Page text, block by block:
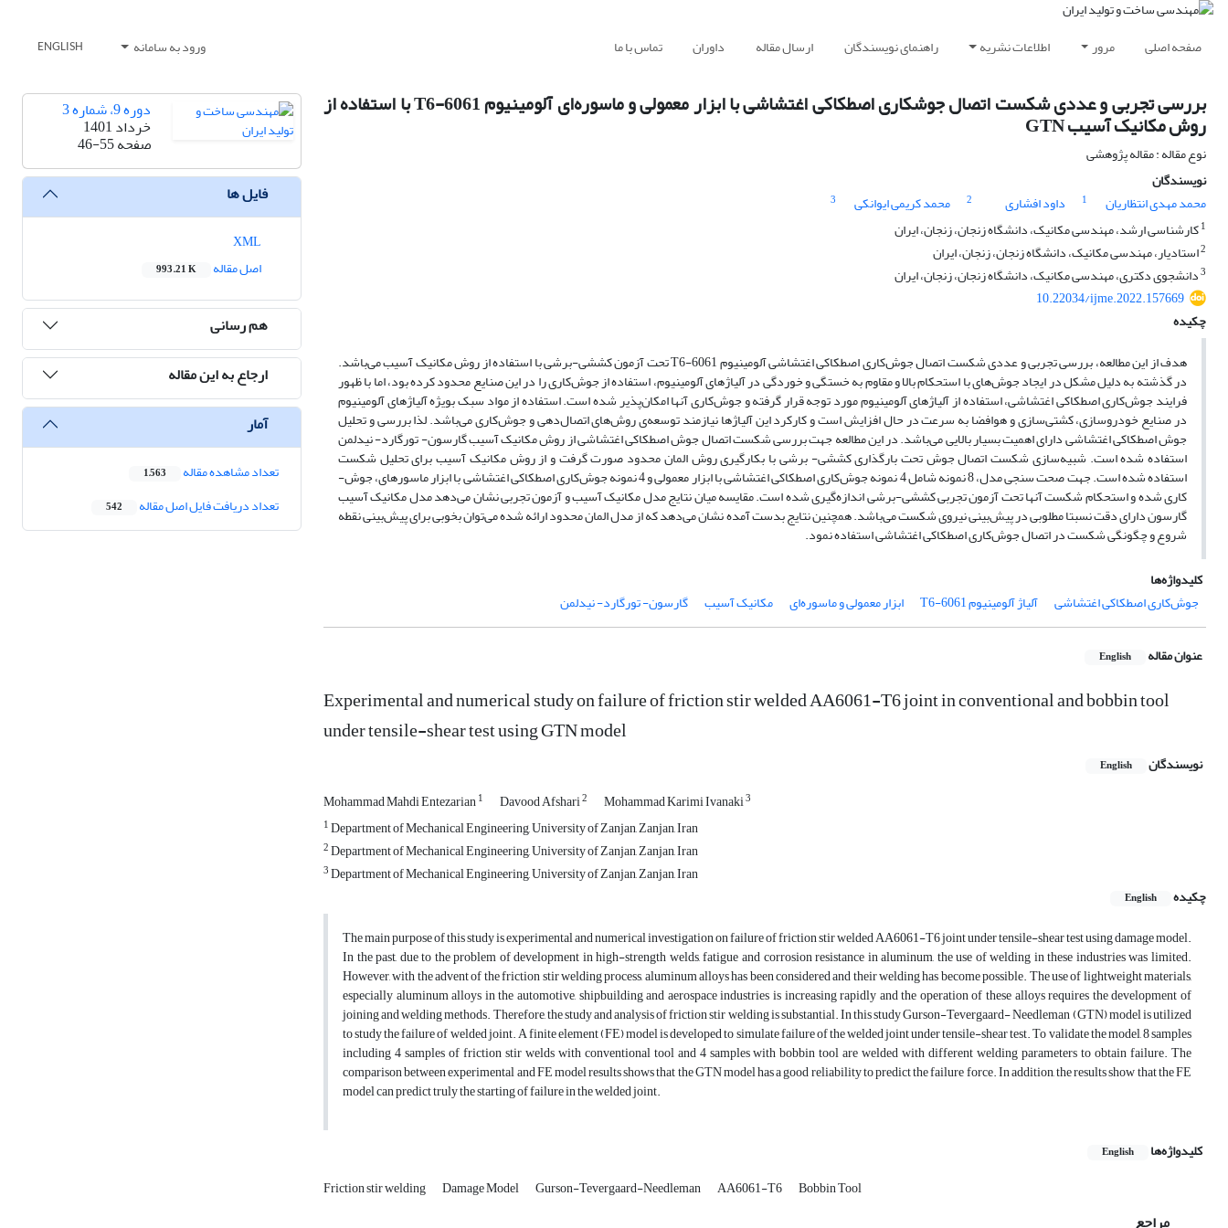
صفحه اصلی مرور اطلاعات نشریه راهنمای نویسندگان ارسال مقاله داوران تماس با ما ورود به سامانه ENGLISH
بررسی تجربی و عددی شکست اتصال جوشکاری اصطکاکی اغتشاشی با ابزار معمولی و ماسوره‌ای آلومینیوم 6061-T6 با استفاده از
روش مکانیک آسیب GTN
نوع مقاله : مقاله پژوهشی
نویسندگان
محمد مهدی انتظاریان
1 داود افشاری 2 محمد کریمی ایوانکی
3
1کارشناسی ارشد، مهندسی مکانیک، دانشگاه زنجان، زنجان، ایران
2استادیار، مهندسی مکانیک، دانشگاه زنجان، زنجان، ایران
3دانشجوی دکتری، مهندسی مکانیک، دانشگاه زنجان، زنجان، ایران
10.22034/ijme.2022.157669
چکیده
هدف از این مطالعه، بررسی تجربی و عددی شکست اتصال جوش‌­کاری اصطکاکی اغتشاشی آلومینیوم 6061-T6 تحت آزمون کششی-برشی با استفاده از روش مکانیک آسیب می­‌باشد.
در گذشته به دلیل مشکل در ایجاد جوش­‌های با استحکام بالا و مقاوم به خستگی و خوردگی در آلیاژهای آلومینیوم، استفاده از جوش‌­کاری را در این صنایع محدود کرده بود، اما با ظهور
فرایند جوش­‌کاری اصطکاکی اغتشاشی، استفاده از آلیاژهای آلومینیوم مورد توجه قرار گرفته و جوش‌­کاری آنها امکان­‌پذیر شده است. استفاده از مواد سبک بویژه آلیاژهای آلومینیوم
در صنایع خودروسازی، کشتی­‌سازی و هوافضا به سرعت در حال افزایش است و کارکرد این آلیاژها نیازمند توسعه­‌ی روش­‌های اتصال­‌دهی و جوش‌­کاری می‌­باشد. لذا بررسی و تحلیل
جوش اصطکاکی اغتشاشی دارای اهمیت بسیار بالایی می‌­باشد. در این مطالعه جهت بررسی شکست اتصال جوش اصطکاکی اغتشاشی از روش مکانیک آسیب گارسون- تورگارد- نیدلمن
استفاده شده است. شبیه‌­سازی شکست اتصال جوش تحت بارگذاری کششی- برشی با بکارگیری روش المان محدود صورت گرفت و از روش مکانیک آسیب برای تحلیل شکست
استفاده شده است. جهت صحت سنجی مدل، 8 نمونه شامل 4 نمونه جوش­‌کاری اصطکاکی اغتشاشی با ابزار معمولی و 4 نمونه جوش‌­کاری اصطکاکی اغتشاشی با ابزار ماسوره­ای، جوش‌­
کاری شده و استحکام شکست آنها تحت آزمون تجربی کششی-برشی اندازه‌­گیری شده است. مقایسه میان نتایج مدل مکانیک آسیب و آزمون تجربی نشان می­‌دهد مدل مکانیک آسیب
گارسون دارای دقت نسبتا مطلوبی در پیش‌­بینی نیروی شکست می­‌باشد. همچنین نتایج بدست آمده نشان می‌­دهد که از مدل المان محدود ارائه شده می‌­توان بخوبی برای پیش‌­بینی نقطه
شروع و چگونگی شکست در اتصال جوش­‌کاری اصطکاکی اغتشاشی استفاده نمود.
کلیدواژه‌ها
جوش‌کاری اصطکاکی اغتشاشی
آلیاژ آلومینیوم 6061-T6 ابزار معمولی و ماسوره‌ای مکانیک آسیب گارسون- تورگارد- نیدلمن
عنوان مقاله English
Experimental and numerical study on failure of friction stir welded AA6061-T6 joint in conventional and bobbin tool
under tensile-shear test using GTN model
نویسندگان English
Mohammad Mahdi Entezarian1 Davood Afshari2 Mohammad Karimi Ivanaki3
1Department of Mechanical Engineering, University of Zanjan, Zanjan, Iran
2Department of Mechanical Engineering, University of Zanjan, Zanjan, Iran
3Department of Mechanical Engineering, University of Zanjan, Zanjan, Iran
چکیده
English
The main purpose of this study is experimental and numerical investigation on failure of friction stir welded AA6061-T6 joint under tensile-shear test using damage model.
In the past, due to the problem of development in high-strength welds, fatigue and corrosion resistance in aluminum, the use of welding in these industries was limited.
However, with the advent of the friction stir welding process, aluminum alloys has been considered and their welding has become possible. The use of lightweight materials,
especially aluminum alloys in the automotive, shipbuilding and aerospace industries is increasing rapidly and the operation of these alloys requires the development of
joining and welding methods. Therefore, the study and analysis of friction stir welding is substantial. In this study Gurson-Tevergaard- Needleman (GTN) model is utilized
to study the failure of welded joint. A finite element (FE) model is developed to simulate failure of the welded joint under tensile-shear test. To validate the model, 8 samples
including 4 samples of friction stir welds with conventional tool and 4 samples with bobbin tool are welded with different welding parameters to obtain failure. The
comparison between experimental and FE model results shows that the GTN model has a good reliability to predict the failure force. In addition, the results show that the FE
model can predict truly the starting of failure in the welded joint.
کلیدواژه‌ها English
Friction stir welding Damage Model Gurson-Tevergaard-Needleman AA6061-T6 Bobbin Tool
دوره 9، شماره 3
خرداد 1401
صفحه46-55
فایل ها
اصل مقاله
993.21 K
هم رسانی
ارجاع به این مقاله
آمار
تعداد مشاهده مقاله 1,563
تعداد دریافت فایل اصل مقاله 542